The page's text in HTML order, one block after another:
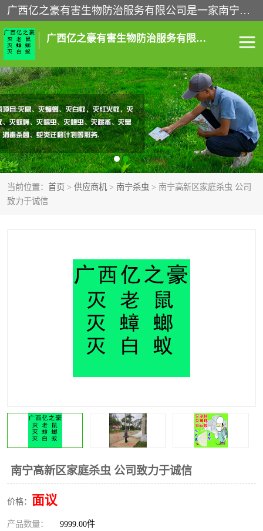
广西亿之豪有害生物防治服务有限公司是一家南宁灭鼠公司、灭蟑螂公司，南宁杀虫公司，南宁除虫公司，南宁灭跳蚤公司，南宁灭白蚁公司，南宁除四害公司,广西亿之豪有害生物防治服务有限公司专业灭蟑螂,除臭虫,其他害虫,服务上门,安全环保,售后保障,一次消杀，竭诚为您服务.
广西亿之豪有害生物防治服务有限公司
当前位置： 首页 > 供应商机 > 南宁杀虫 > 南宁高新区家庭杀虫 公司
致力于诚信
南宁高新区家庭杀虫 公司致力于诚信
价格： 面议
产品数量： 9999.00件
南宁灭白蚁 南宁灭老鼠
南宁灭蟑螂 南宁杀虫
南宁除四害 南宁消杀
南宁除虫公司